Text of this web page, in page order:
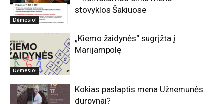
Dėmesio!
stovyklos Šakiuose
Dėmesio!
„Kiemo žaidynės“ sugrįžta į
Marijampolę
Kokias paslaptis mena Užnemunės
durpynai?